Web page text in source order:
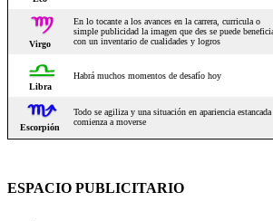
ESPACIO PUBLICITARIO